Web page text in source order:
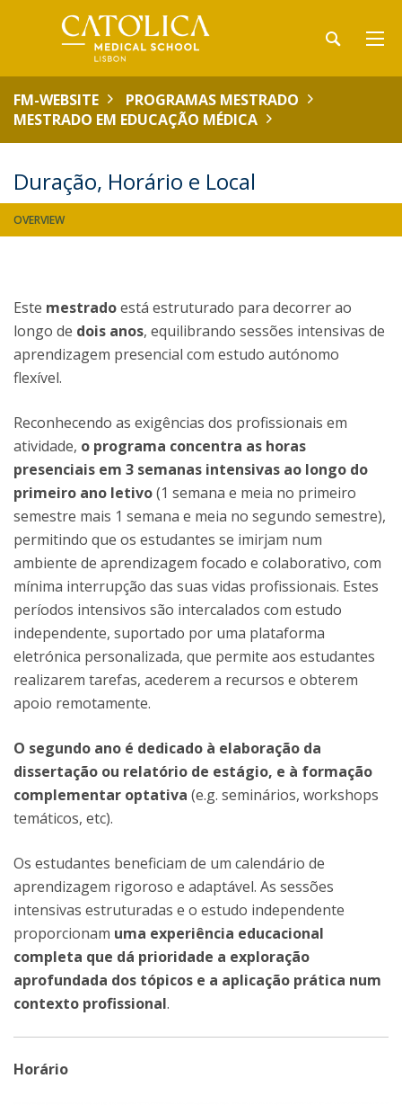
FM-WEBSITE
PROGRAMAS MESTRADO
MESTRADO EM EDUCAÇÃO MÉDICA
Duração, Horário e Local
OVERVIEW
Este mestradoestá estruturado para decorrer ao
longo de dois anos, equilibrando sessões intensivas de
aprendizagem presencial com estudo autónomo
flexível.
Reconhecendo as exigências dos profissionais em
atividade, o programa concentra as horas
presenciais em 3 semanas intensivas ao longo do
primeiro ano letivo(1 semana e meia no primeiro
semestre mais 1 semana e meia no segundo semestre),
permitindo que os estudantes se imirjam num
ambiente de aprendizagem focado e colaborativo, com
mínima interrupção das suas vidas profissionais. Estes
períodos intensivos são intercalados com estudo
independente, suportado por uma plataforma
eletrónica personalizada, que permite aos estudantes
realizarem tarefas, acederem a recursos e obterem
apoio remotamente.
O segundo ano é dedicado à elaboração da
dissertação ou relatório de estágio, e à formação
complementar optativa (e.g. seminários, workshops
temáticos, etc).
Os estudantes beneficiam de um calendário de
aprendizagem rigoroso e adaptável. As sessões
intensivas estruturadas e o estudo independente
proporcionam uma experiência educacional
completa que dá prioridade a exploração
aprofundada dos tópicos e a aplicação prática num
contexto profissional.
Horário